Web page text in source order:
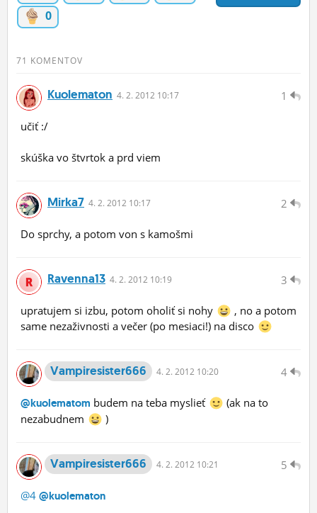
NASTAVENIA
0
71 KOMENTOV
1
Kuolematon 4. 2. 2012 10:17
učiť :/
skúška vo štvrtok a prd viem
2
Mirka7 4. 2. 2012 10:17
Do sprchy, a potom von s kamošmi
3
Ravenna13 4. 2. 2012 10:19
upratujem si izbu, potom oholiť si nohy
, no a potom
same nezaživnosti a večer (po mesiaci!) na disco
4
Vampiresister666 4. 2. 2012 10:20
@kuolematom budem na teba myslieť
(ak na to
nezabudnem
)
5
Vampiresister666 4. 2. 2012 10:21
@4 @kuolematon